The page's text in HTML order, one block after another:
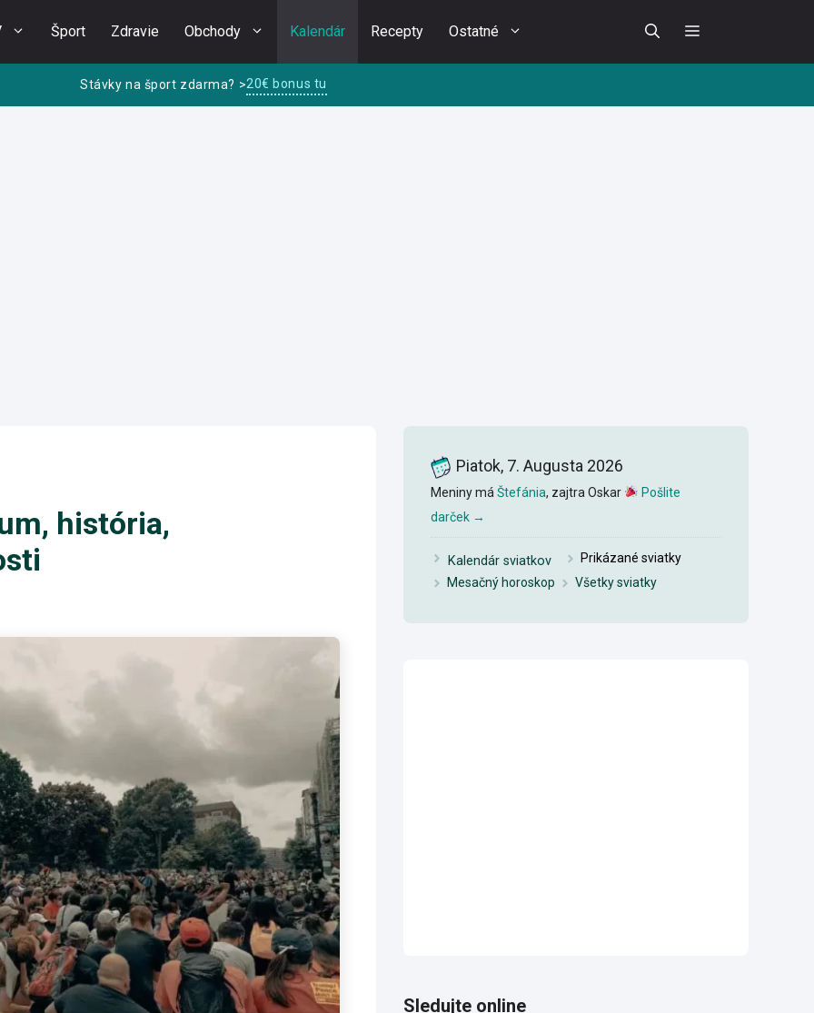
Šport Zdravie Obchody Kalendár Recepty Ostatné
Stávky na šport zdarma? >20€ bonus tu
história,
Piatok, 7. Augusta 2026
Meniny má Štefánia, zajtra Oskar
Pošlite
darček →
Kalendár sviatkov Prikázané sviatky
Mesačný horoskop
Všetky sviatky
Sledujte online